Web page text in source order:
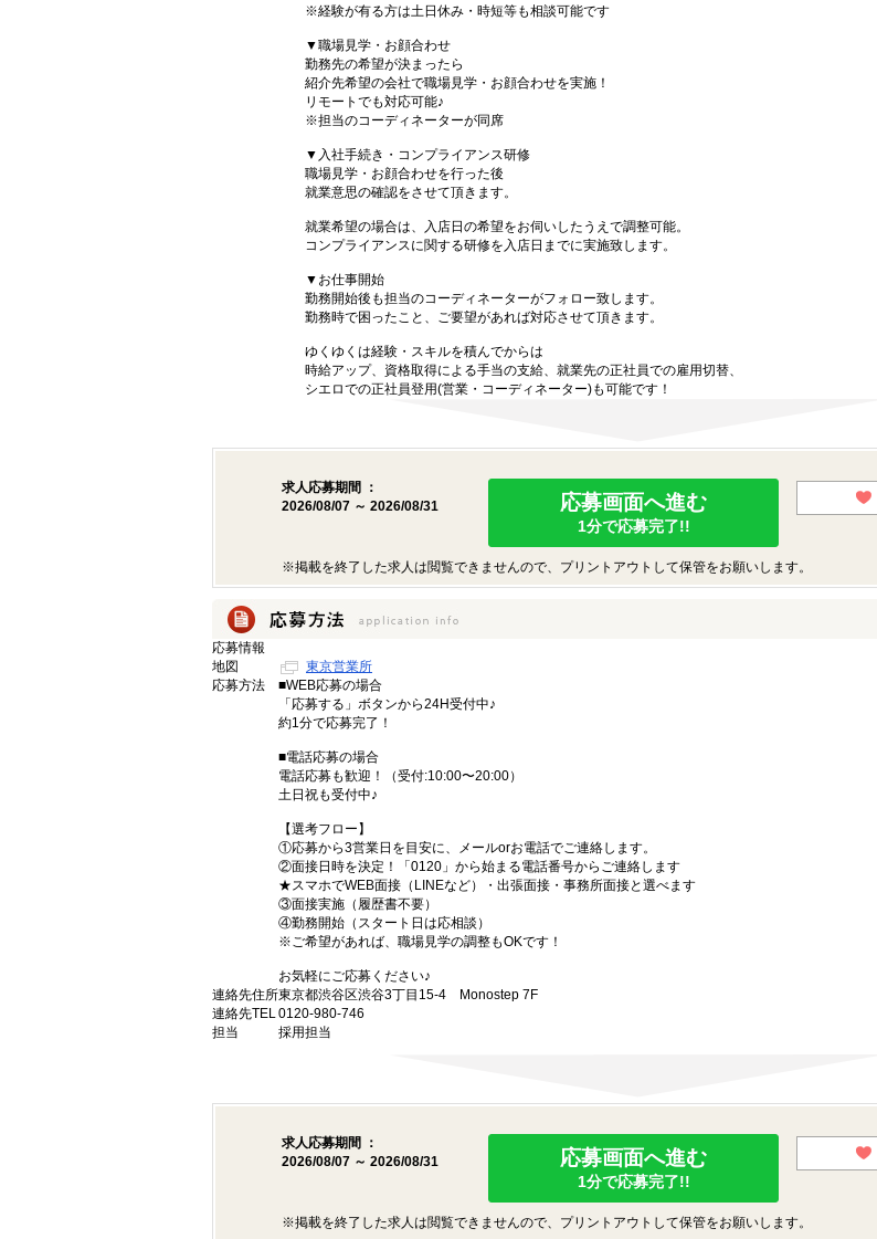
※経験が有る方は土日休み・時短等も相談可能です
▼職場見学・お顔合わせ
勤務先の希望が決まったら
紹介先希望の会社で職場見学・お顔合わせを実施！
リモートでも対応可能♪
※担当のコーディネーターが同席
▼入社手続き・コンプライアンス研修
職場見学・お顔合わせを行った後
就業意思の確認をさせて頂きます。
就業希望の場合は、入店日の希望をお伺いしたうえで調整可能。
コンプライアンスに関する研修を入店日までに実施致します。
▼お仕事開始
勤務開始後も担当のコーディネーターがフォロー致します。
勤務時で困ったこと、ご要望があれば対応させて頂きます。
ゆくゆくは経験・スキルを積んでからは
時給アップ、資格取得による手当の支給、就業先の正社員での雇用切替、
シエロでの正社員登用(営業・コーディネーター)も可能です！
求人応募期間 ：
2026/08/07 ～ 2026/08/31
応募画面へ進む
1分で応募完了!!
※掲載を終了した求人は閲覧できませんので、プリントアウトして保管をお願いします。
応募情報
地図
東京営業所
応募方法
■WEB応募の場合
「応募する」ボタンから24H受付中♪
約1分で応募完了！
■電話応募の場合
電話応募も歓迎！（受付:10:00〜20:00）
土日祝も受付中♪
【選考フロー】
①応募から3営業日を目安に、メールorお電話でご連絡します。
②面接日時を決定！「0120」から始まる電話番号からご連絡します
★スマホでWEB面接（LINEなど）・出張面接・事務所面接と選べます
③面接実施（履歴書不要）
④勤務開始（スタート日は応相談）
※ご希望があれば、職場見学の調整もOKです！
お気軽にご応募ください♪
連絡先住所東京都渋谷区渋谷3丁目15-4 Monostep 7F
連絡先TEL0120-980-746
担当
採用担当
求人応募期間 ：
2026/08/07 ～ 2026/08/31
応募画面へ進む
1分で応募完了!!
※掲載を終了した求人は閲覧できませんので、プリントアウトして保管をお願いします。